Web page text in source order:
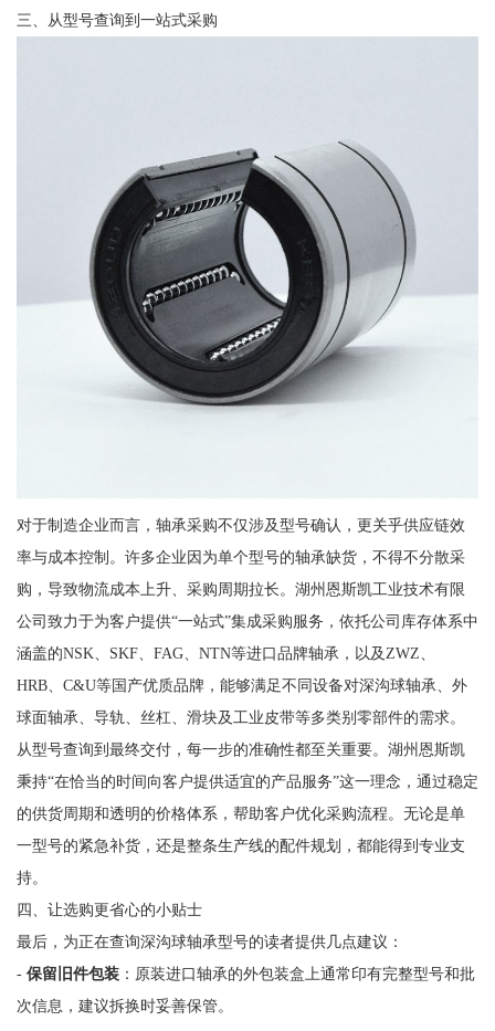
三、从型号查询到一站式采购
对于制造企业而言，轴承采购不仅涉及型号确认，更关乎供应链效
率与成本控制。许多企业因为单个型号的轴承缺货，不得不分散采
购，导致物流成本上升、采购周期拉长。湖州恩斯凯工业技术有限
公司致力于为客户提供“一站式”集成采购服务，依托公司库存体系中
涵盖的NSK、SKF、FAG、NTN等进口品牌轴承，以及ZWZ、
HRB、C&U等国产优质品牌，能够满足不同设备对深沟球轴承、外
球面轴承、导轨、丝杠、滑块及工业皮带等多类别零部件的需求。
从型号查询到最终交付，每一步的准确性都至关重要。湖州恩斯凯
秉持“在恰当的时间向客户提供适宜的产品服务”这一理念，通过稳定
的供货周期和透明的价格体系，帮助客户优化采购流程。无论是单
一型号的紧急补货，还是整条生产线的配件规划，都能得到专业支
持。
四、让选购更省心的小贴士
最后，为正在查询深沟球轴承型号的读者提供几点建议：
- 保留旧件包装：原装进口轴承的外包装盒上通常印有完整型号和批
次信息，建议拆换时妥善保管。